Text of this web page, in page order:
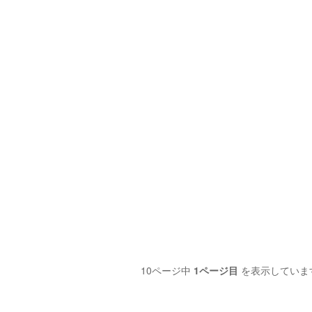
10ページ中 1ページ目 を表示していま